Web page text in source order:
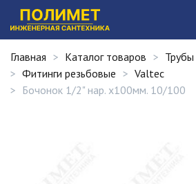
Главная Каталог товаров
Трубы
Фитинги резьбовые
Valtec
Бочонок 1/2" нар. х100мм. 10/100